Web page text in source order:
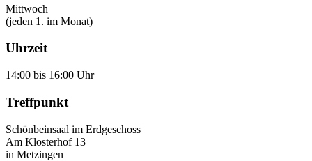
Mittwoch
(jeden 1. im Monat)
Uhrzeit
14:00 bis 16:00 Uhr
Treffpunkt
Schönbeinsaal im Erdgeschoss
Am Klosterhof 13
in Metzingen